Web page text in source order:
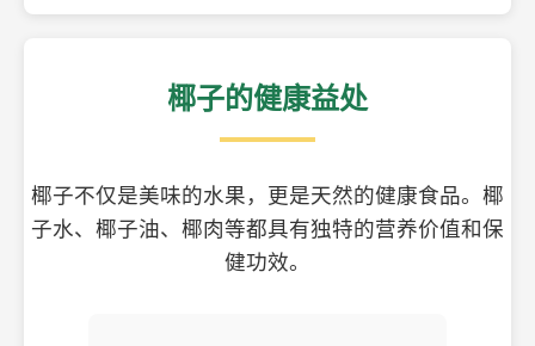
椰子的健康益处
椰子不仅是美味的水果，更是天然的健康食品。椰
子水、椰子油、椰肉等都具有独特的营养价值和保
健功效。